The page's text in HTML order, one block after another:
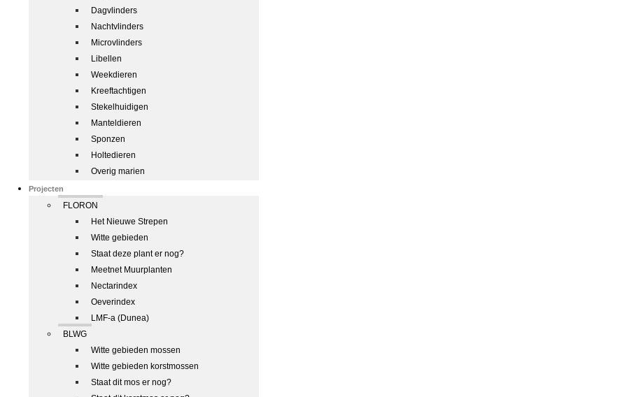
Dagvlinders
Nachtvlinders
Microvlinders
Libellen
Weekdieren
Kreeftachtigen
Stekelhuidigen
Manteldieren
Sponzen
Holtedieren
Overig marien
Projecten
FLORON
Het Nieuwe Strepen
Witte gebieden
Staat deze plant er nog?
Meetnet Muurplanten
Nectarindex
Oeverindex
LMF-a (Dunea)
BLWG
Witte gebieden mossen
Witte gebieden korstmossen
Staat dit mos er nog?